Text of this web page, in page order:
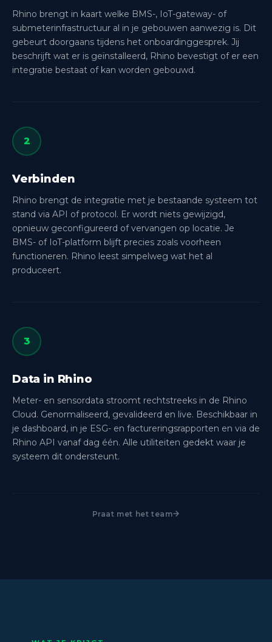
Rhino brengt in kaart welke BMS-, IoT-gateway- of
submeterinfrastructuur al in je gebouwen aanwezig is. Dit
gebeurt doorgaans tijdens het onboardinggesprek. Jij
beschrijft wat er is geïnstalleerd, Rhino bevestigt of er een
integratie bestaat of kan worden gebouwd.
2
Verbinden
Rhino brengt de integratie met je bestaande systeem tot
stand via API of protocol. Er wordt niets gewijzigd,
opnieuw geconfigureerd of vervangen op locatie. Je
BMS- of IoT-platform blijft precies zoals voorheen
functioneren. Rhino leest simpelweg wat het al
produceert.
3
Data in Rhino
Meter- en sensordata stroomt rechtstreeks in de Rhino
Cloud. Genormaliseerd, gevalideerd en live. Beschikbaar in
je dashboard, in je ESG- en factureringsrapporten en via de
Rhino API vanaf dag één. Alle utiliteiten gedekt waar je
systeem dit ondersteunt.
Praat met het team